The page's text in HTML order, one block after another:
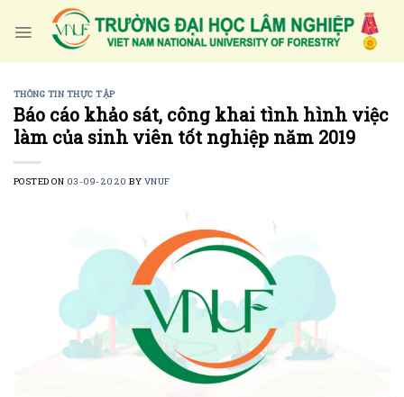
THÔNG TIN THỰC TẬP
Báo cáo khảo sát, công khai tình hình việc
làm của sinh viên tốt nghiệp năm 2019
POSTED ON 03-09-2020 BY VNUF